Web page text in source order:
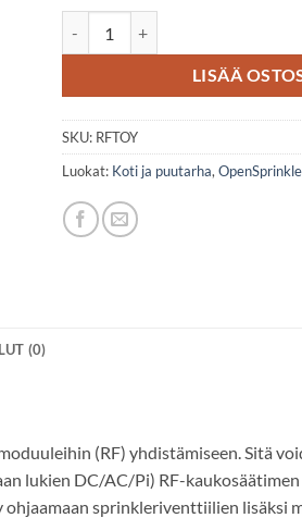
LISÄÄ
SKU: RFTOY
Luokat: Koti ja puutarha,
(0)
(RF) yhdistämiseen. Sitä
lukien DC/AC/Pi) RF-
sprinkleriventtiilien lisäksi